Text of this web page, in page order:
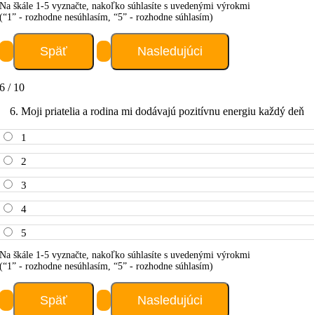
Na škále 1-5 vyznačte, nakoľko súhlasíte s uvedenými výrokmi
(“1” - rozhodne nesúhlasím, “5” - rozhodne súhlasím)
6 / 10
6. Moji priatelia a rodina mi dodávajú pozitívnu energiu každý deň
1
2
3
4
5
Na škále 1-5 vyznačte, nakoľko súhlasíte s uvedenými výrokmi
(“1” - rozhodne nesúhlasím, “5” - rozhodne súhlasím)